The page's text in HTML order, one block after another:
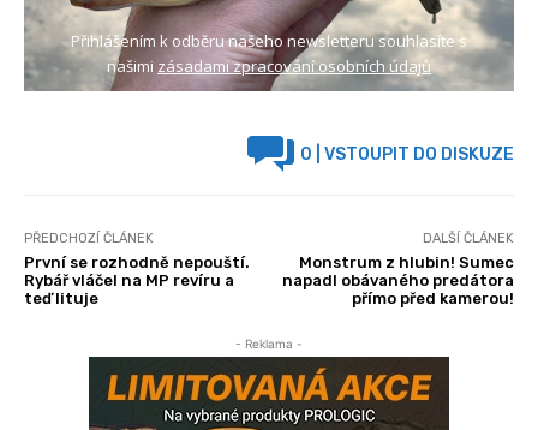
Přihlášením k odběru našeho newsletteru souhlasíte s
našimi zásadami zpracování osobních údajů
0 | VSTOUPIT DO DISKUZE
PŘEDCHOZÍ ČLÁNEK
První se rozhodně nepouští.
Rybář vláčel na MP revíru a
teď lituje
DALŠÍ ČLÁNEK
Monstrum z hlubin! Sumec
napadl obávaného predátora
přímo před kamerou!
- Reklama -